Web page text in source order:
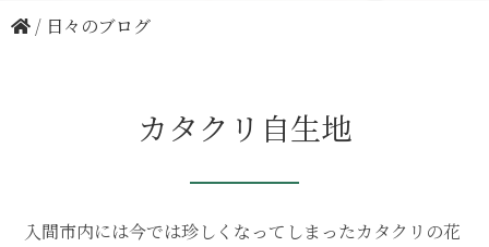
/ 日々のブログ
カタクリ自生地
入間市内には今では珍しくなってしまったカタクリの花